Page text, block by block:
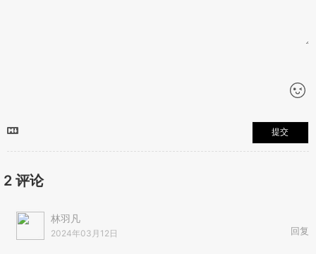
提交
2 评论
林羽凡
2024年03月12日 回复